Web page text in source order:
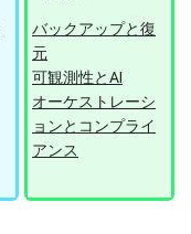
バックアップと復
元
可観測性とAI
オーケストレーシ
ョンとコンプライ
アンス